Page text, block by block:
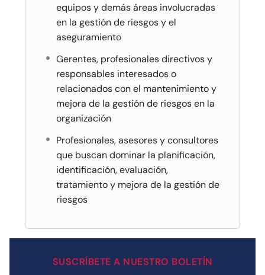
equipos y demás áreas involucradas
en la gestión de riesgos y el
aseguramiento
Gerentes, profesionales directivos y
responsables interesados o
relacionados con el mantenimiento y
mejora de la gestión de riesgos en la
organización
Profesionales, asesores y consultores
que buscan dominar la planificación,
identificación, evaluación,
tratamiento y mejora de la gestión de
riesgos
SUSCRÍBETE A NUESTRO BOLETÍN